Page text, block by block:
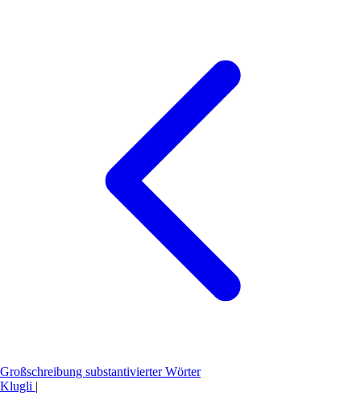
Großschreibung substantivierter Wörter
Klugli |